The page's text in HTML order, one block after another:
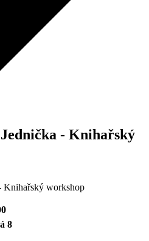
- Knihařský
8